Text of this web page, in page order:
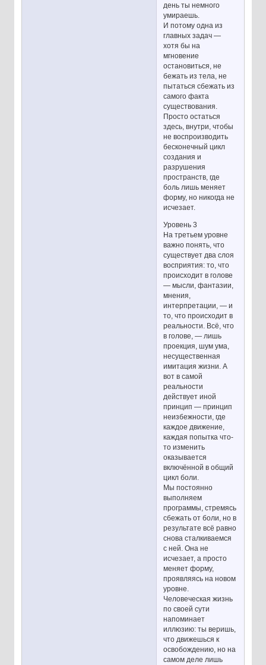
день ты немного
умираешь.
И потому одна из
главных задач —
хотя бы на
мгновение
остановиться, не
бежать из тела, не
пытаться сбежать из
самого факта
существования.
Просто остаться
здесь, внутри, чтобы
не воспроизводить
бесконечный цикл
создания и
разрушения
пространств, где
боль лишь меняет
форму, но никогда не
исчезает.
Уровень 3
На третьем уровне
важно понять, что
существует два слоя
восприятия: то, что
происходит в голове
— мысли, фантазии,
мнения,
интерпретации, — и
то, что происходит в
реальности. Всё, что
в голове, — лишь
проекция, шум ума,
несущественная
имитация жизни. А
вот в самой
реальности
действует иной
принцип — принцип
неизбежности, где
каждое движение,
каждая попытка что-
то изменить
оказывается
включённой в общий
цикл боли.
Мы постоянно
выполняем
программы, стремясь
сбежать от боли, но в
результате всё равно
снова сталкиваемся
с ней. Она не
исчезает, а просто
меняет форму,
проявляясь на новом
уровне.
Человеческая жизнь
по своей сути
напоминает
иллюзию: ты веришь,
что движешься к
освобождению, но на
самом деле лишь